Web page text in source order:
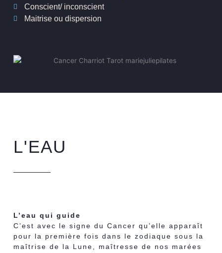
Conscient/ inconscient
Maitrise ou dispersion
L'EAU
L’eau qui guide
C’est avec le signe du Cancer qu’elle apparaît
pour la première fois dans le zodiaque sous la
maîtrise de la Lune, maîtresse de nos marées